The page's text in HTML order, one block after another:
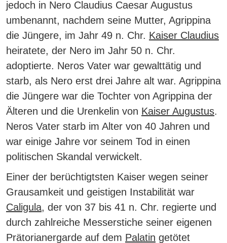
jedoch in Nero Claudius Caesar Augustus
umbenannt, nachdem seine Mutter, Agrippina
die Jüngere, im Jahr 49 n. Chr. Kaiser Claudius
heiratete, der Nero im Jahr 50 n. Chr.
adoptierte. Neros Vater war gewalttätig und
starb, als Nero erst drei Jahre alt war. Agrippina
die Jüngere war die Tochter von Agrippina der
Älteren und die Urenkelin von Kaiser Augustus.
Neros Vater starb im Alter von 40 Jahren und
war einige Jahre vor seinem Tod in einen
politischen Skandal verwickelt.
Einer der berüchtigtsten Kaiser wegen seiner
Grausamkeit und geistigen Instabilität war
Caligula, der von 37 bis 41 n. Chr. regierte und
durch zahlreiche Messerstiche seiner eigenen
Prätorianergarde auf dem Palatin getötet